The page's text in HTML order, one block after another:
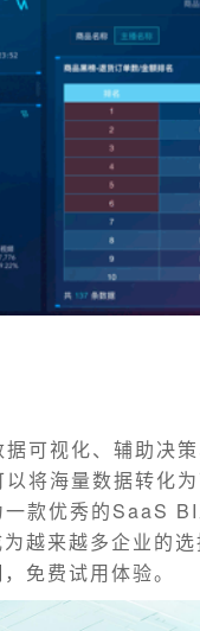
据可视化、辅助决
将海量数据转化
款优秀的SaaS
越来越多企业的
，免费试用体验。